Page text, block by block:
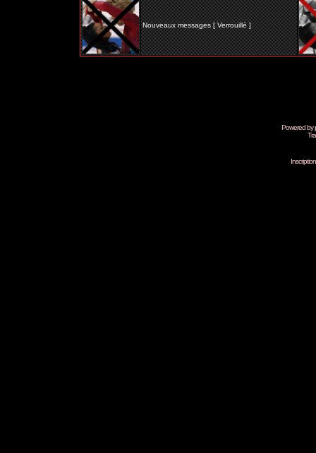
Nouveaux messages [ Verrouillé ]
Powered by